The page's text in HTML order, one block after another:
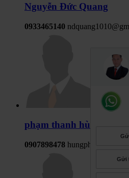
Gửi
Nguyễn Đức Quang
0933465140
phạm thanh hùng
0907898478